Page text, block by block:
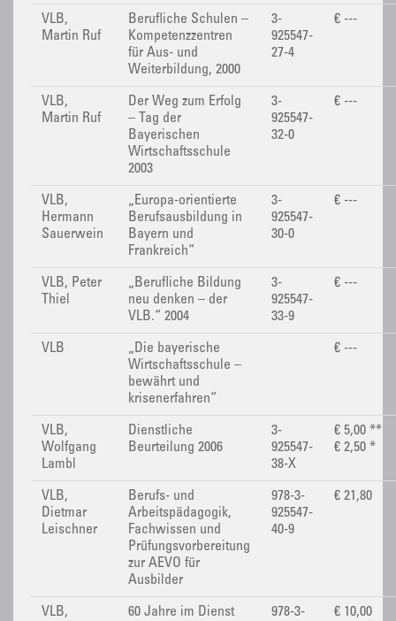
VLB,
Martin Ruf
Berufliche Schulen –
Kompetenzzentren
für Aus- und
Weiterbildung, 2000
3-
925547-
27-4
€ ---
VLB,
Martin Ruf
Der Weg zum Erfolg
– Tag der
Bayerischen
Wirtschaftsschule
2003
3-
925547-
32-0
€ ---
VLB,
Hermann
Sauerwein
„Europa-orientierte
Berufsausbildung in
Bayern und
Frankreich“
3-
925547-
30-0
€ ---
VLB, Peter
Thiel
„Berufliche Bildung
neu denken – der
VLB.“ 2004
3-
925547-
33-9
€ ---
VLB
„Die bayerische
Wirtschaftsschule –
bewährt und
krisenerfahren“
€ ---
VLB,
Wolfgang
Lambl
Dienstliche
Beurteilung 2006
3-
925547-
38-X
€ 5,00 **
€ 2,50 *
VLB,
Dietmar
Leischner
Berufs- und
Arbeitspädagogik,
Fachwissen und
Prüfungsvorbereitung
zur AEVO für
Ausbilder
978-3-
925547-
40-9
€ 21,80
VLB,
60 Jahre im Dienst
978-3-
€ 10,00